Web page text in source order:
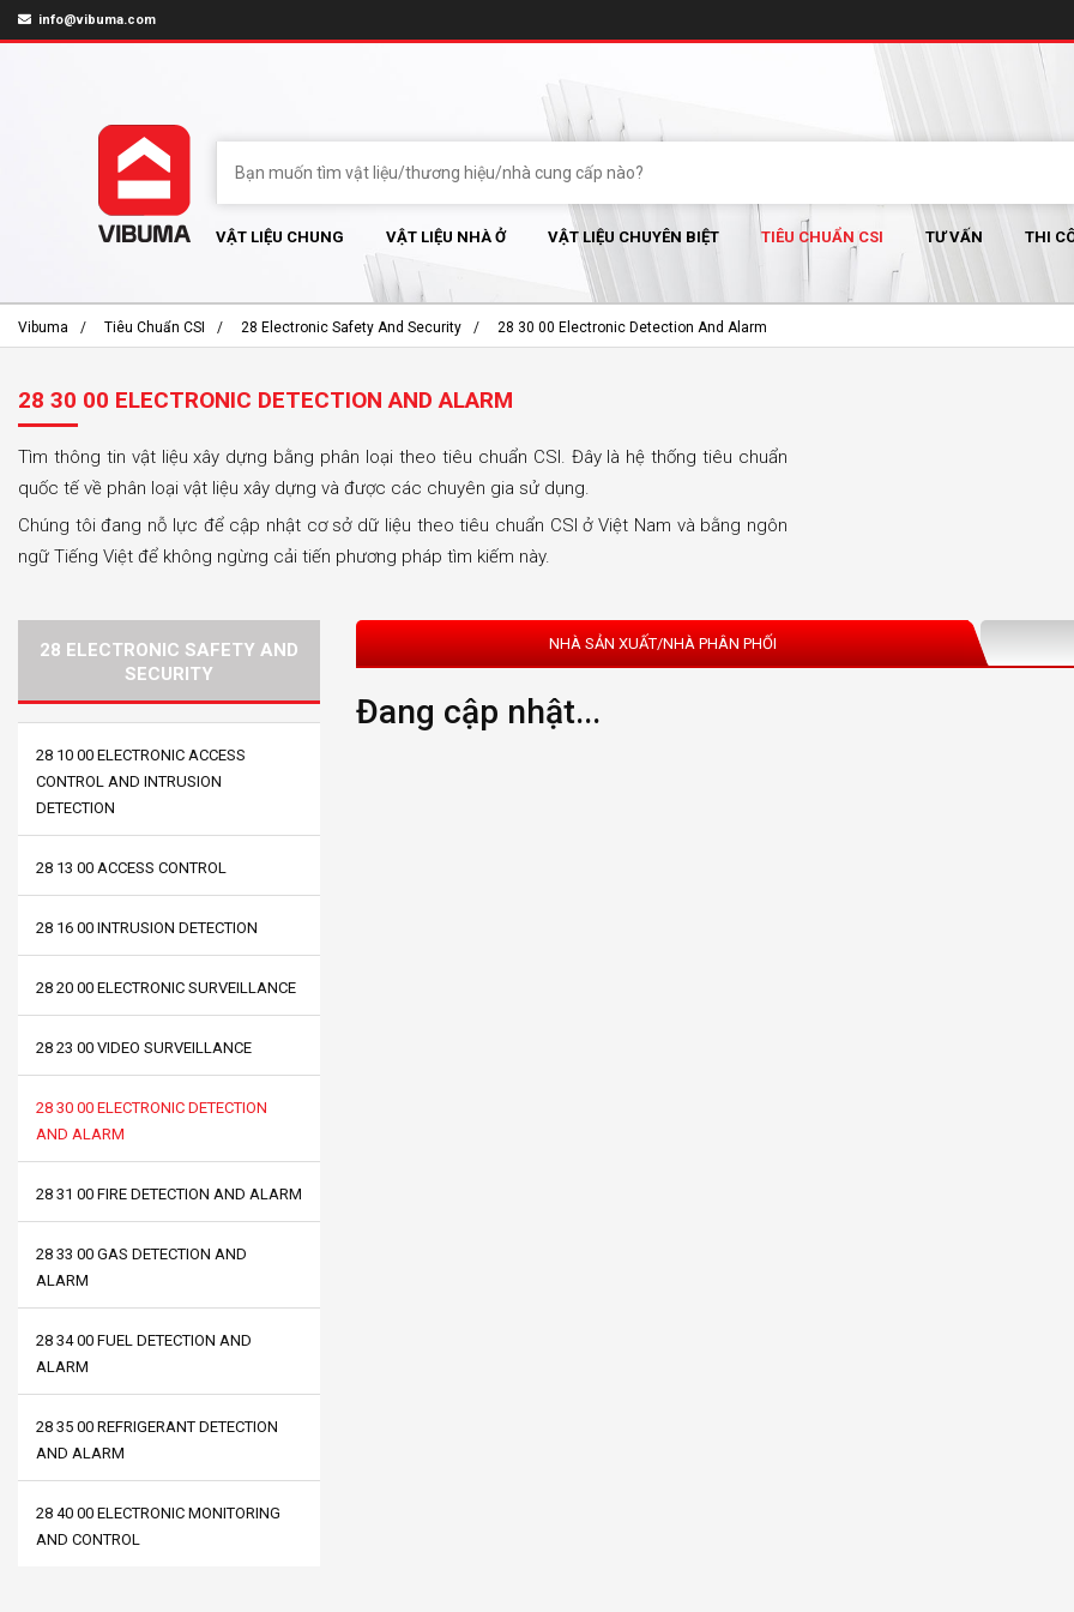
info@vibuma.com
VẬT LIỆU CHUNG VẬT LIỆU NHÀ Ở VẬT LIỆU CHUYÊN BIỆT TIÊU CHUẨN CSI TƯ VẤN THI
Vibuma Tiêu Chuẩn CSI 28 Electronic Safety And Security 28 30 00 Electronic Detection And Alarm
28 30 00 ELECTRONIC DETECTION AND ALARM
Tìm thông tin vật liệu xây dựng bằng phân loại theo tiêu chuẩn CSI. Đây là hệ thống tiêu chuẩn
quốc tế về phân loại vật liệu xây dựng và được các chuyên gia sử dụng.
Chúng tôi đang nỗ lực để cập nhật cơ sở dữ liệu theo tiêu chuẩn CSI ở Việt Nam và bằng ngôn
ngữ Tiếng Việt để không ngừng cải tiến phương pháp tìm kiếm này.
NHÀ SẢN XUẤT/NHÀ PHÂN PHỐI
Đang cập nhật...
28 ELECTRONIC SAFETY AND
SECURITY
28 10 00 ELECTRONIC ACCESS
CONTROL AND INTRUSION
DETECTION
28 13 00 ACCESS CONTROL
28 16 00 INTRUSION DETECTION
28 20 00 ELECTRONIC SURVEILLANCE
28 23 00 VIDEO SURVEILLANCE
28 30 00 ELECTRONIC DETECTION
AND ALARM
28 31 00 FIRE DETECTION AND ALARM
28 33 00 GAS DETECTION AND
ALARM
28 34 00 FUEL DETECTION AND
ALARM
28 35 00 REFRIGERANT DETECTION
AND ALARM
28 40 00 ELECTRONIC MONITORING
AND CONTROL